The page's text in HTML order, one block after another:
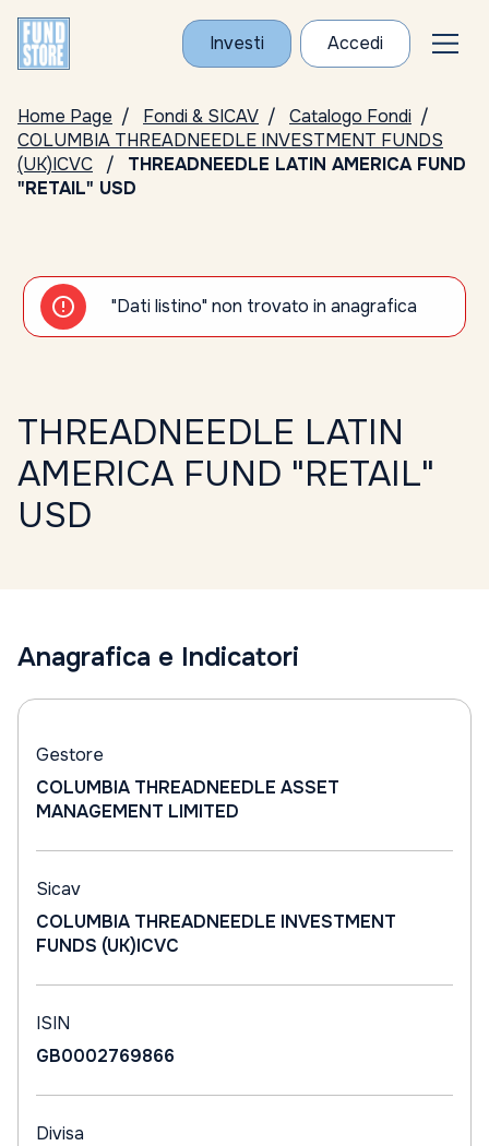
Investi Accedi
Home Page Fondi & SICAV
Catalogo Fondi
COLUMBIA THREADNEEDLE INVESTMENT FUNDS
(UK)ICVC
THREADNEEDLE LATIN AMERICA FUND
"RETAIL" USD
"Dati listino" non trovato in anagrafica
THREADNEEDLE LATIN
AMERICA FUND "RETAIL"
USD
Anagrafica e Indicatori
Gestore
COLUMBIA THREADNEEDLE ASSET
MANAGEMENT LIMITED
Sicav
COLUMBIA THREADNEEDLE INVESTMENT
FUNDS (UK)ICVC
ISIN
GB0002769866
Divisa